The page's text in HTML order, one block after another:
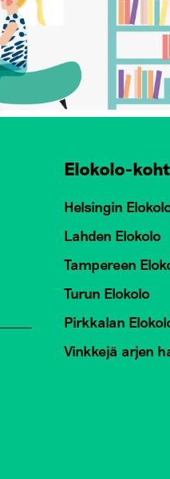
Elokolo-
Helsingin
Lahden Elokolo
Tampereen
Turun Elokolo
Pirkkalan
Vinkkejä arjen